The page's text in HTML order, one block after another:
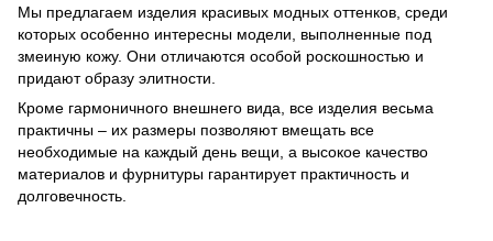
Мы предлагаем изделия красивых модных оттенков, среди
которых особенно интересны модели, выполненные под
змеиную кожу. Они отличаются особой роскошностью и
придают образу элитности.
Кроме гармоничного внешнего вида, все изделия весьма
практичны – их размеры позволяют вмещать все
необходимые на каждый день вещи, а высокое качество
материалов и фурнитуры гарантирует практичность и
долговечность.